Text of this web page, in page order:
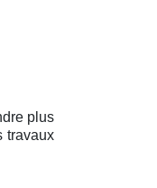
plus
travaux